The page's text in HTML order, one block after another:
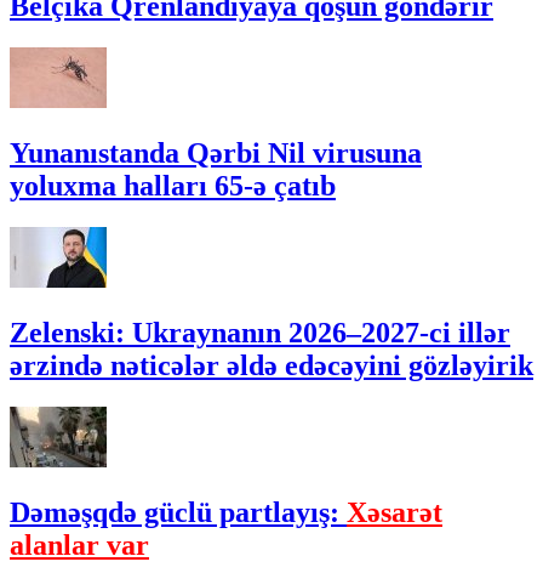
Belçika Qrenlandiyaya qoşun göndərir
Yunanıstanda Qərbi Nil virusuna
yoluxma halları 65-ə çatıb
Zelenski: Ukraynanın 2026–2027-ci illər
ərzində nəticələr əldə edəcəyini gözləyirik
Dəməşqdə güclü partlayış: Xəsarət
alanlar var